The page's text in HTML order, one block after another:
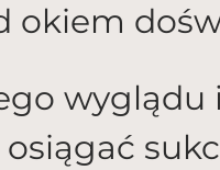
wyglądu